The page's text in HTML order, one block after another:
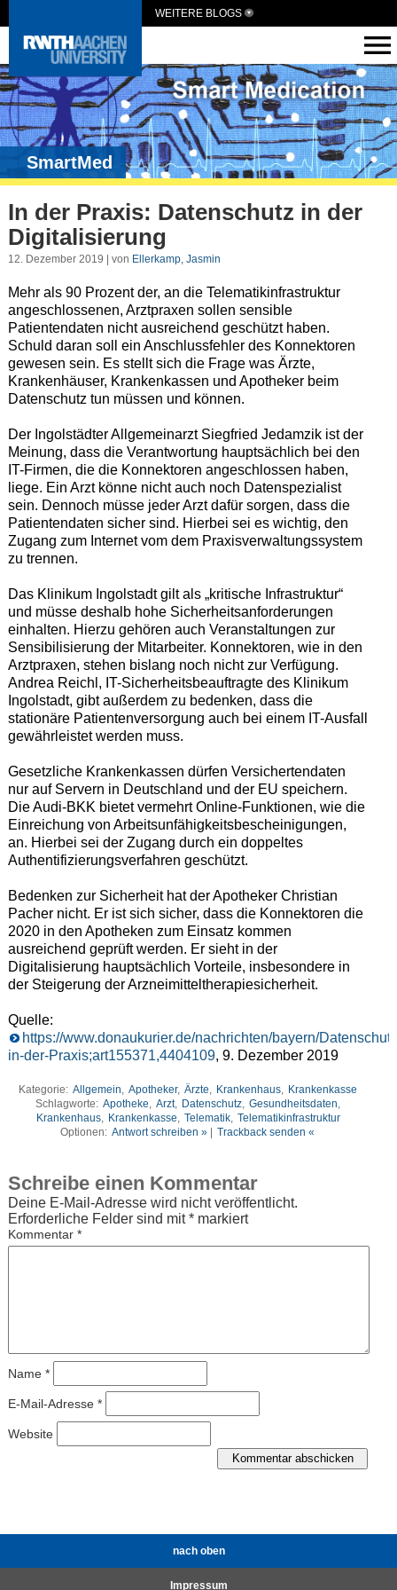
WEITERE BLOGS
SmartMed
In der Praxis: Datenschutz in der
Digitalisierung
12. Dezember 2019 | von Ellerkamp, Jasmin
Mehr als 90 Prozent der, an die Telematikinfrastruktur
angeschlossenen, Arztpraxen sollen sensible
Patientendaten nicht ausreichend geschützt haben.
Schuld daran soll ein Anschlussfehler des Konnektoren
gewesen sein. Es stellt sich die Frage was Ärzte,
Krankenhäuser, Krankenkassen und Apotheker beim
Datenschutz tun müssen und können.
Der Ingolstädter Allgemeinarzt Siegfried Jedamzik ist der
Meinung, dass die Verantwortung hauptsächlich bei den
IT-Firmen, die die Konnektoren angeschlossen haben,
liege. Ein Arzt könne nicht auch noch Datenspezialist
sein. Dennoch müsse jeder Arzt dafür sorgen, dass die
Patientendaten sicher sind. Hierbei sei es wichtig, den
Zugang zum Internet vom dem Praxisverwaltungssystem
zu trennen.
Das Klinikum Ingolstadt gilt als „kritische Infrastruktur“
und müsse deshalb hohe Sicherheitsanforderungen
einhalten. Hierzu gehören auch Veranstaltungen zur
Sensibilisierung der Mitarbeiter. Konnektoren, wie in den
Arztpraxen, stehen bislang noch nicht zur Verfügung.
Andrea Reichl, IT-Sicherheitsbeauftragte des Klinikum
Ingolstadt, gibt außerdem zu bedenken, dass die
stationäre Patientenversorgung auch bei einem IT-Ausfall
gewährleistet werden muss.
Gesetzliche Krankenkassen dürfen Versichertendaten
nur auf Servern in Deutschland und der EU speichern.
Die Audi-BKK bietet vermehrt Online-Funktionen, wie die
Einreichung von Arbeitsunfähigkeitsbescheinigungen,
an. Hierbei sei der Zugang durch ein doppeltes
Authentifizierungsverfahren geschützt.
Bedenken zur Sicherheit hat der Apotheker Christian
Pacher nicht. Er ist sich sicher, dass die Konnektoren die
2020 in den Apotheken zum Einsatz kommen
ausreichend geprüft werden. Er sieht in der
Digitalisierung hauptsächlich Vorteile, insbesondere in
der Steigerung der Arzneimitteltherapiesicherheit.
Quelle:
https://www.donaukurier.de/nachrichten/bayern/
in-der-Praxis;art155371,4404109, 9. Dezember 2019
Kategorie: Allgemein, Apotheker, Ärzte, Krankenhaus, Krankenkasse
Schlagworte: Apotheke, Arzt, Datenschutz, Gesundheitsdaten,
Krankenhaus, Krankenkasse, Telematik, Telematikinfrastruktur
Optionen: Antwort schreiben » Trackback senden «
Schreibe einen Kommentar
Deine E-Mail-Adresse wird nicht veröffentlicht.
Erforderliche Felder sind mit*markiert
Kommentar *
Name *
E-Mail-Adresse *
Website
nach oben
Impressum